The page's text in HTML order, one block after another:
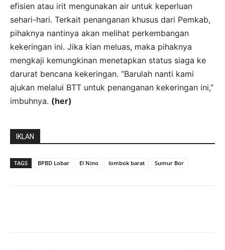
efisien atau irit mengunakan air untuk keperluan
sehari-hari. Terkait penanganan khusus dari Pemkab,
pihaknya nantinya akan melihat perkembangan
kekeringan ini. Jika kian meluas, maka pihaknya
mengkaji kemungkinan menetapkan status siaga ke
darurat bencana kekeringan. “Barulah nanti kami
ajukan melalui BTT untuk penanganan kekeringan ini,”
imbuhnya. (her)
IKLAN
TAGS BPBD Lobar El Nino lombok barat Sumur Bor